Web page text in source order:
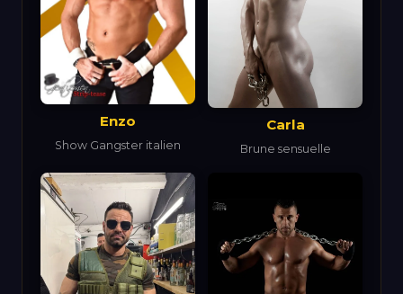
Enzo
Show Gangster italien
Carla
Brune sensuelle